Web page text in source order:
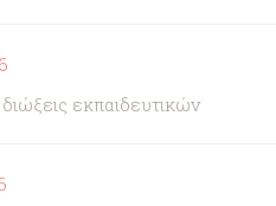
διώξεις εκπαιδευτικών